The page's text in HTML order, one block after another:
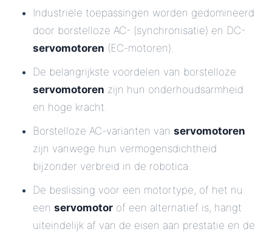
Industriële toepassingen worden gedomineerd
door borstelloze AC- (synchronisatie) en DC-
servomotoren (EC-motoren).
De belangrijkste voordelen van borstelloze
servomotoren zijn hun onderhoudsarmheid
en hoge kracht.
Borstelloze AC-varianten van servomotoren
zijn vanwege hun vermogensdichtheid
bijzonder verbreid in de robotica.
De beslissing voor een motortype, of het nu
een servomotor of een alternatief is, hangt
uiteindelijk af van de eisen aan prestatie en de